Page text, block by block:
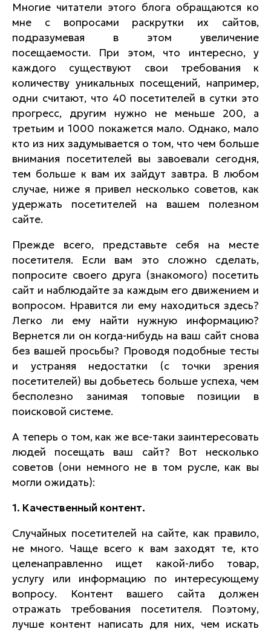
Многие читатели этого блога обращаются ко
мне с вопросами раскрутки их сайтов,
подразумевая в этом увеличение
посещаемости. При этом, что интересно, у
каждого существуют свои требования к
количеству уникальных посещений, например,
одни считают, что 40 посетителей в сутки это
прогресс, другим нужно не меньше 200, а
третьим и 1000 покажется мало. Однако, мало
кто из них задумывается о том, что чем больше
внимания посетителей вы завоевали сегодня,
тем больше к вам их зайдут завтра. В любом
случае, ниже я привел несколько советов, как
удержать посетителей на вашем полезном
сайте.
Прежде всего, представьте себя на месте
посетителя. Если вам это сложно сделать,
попросите своего друга (знакомого) посетить
сайт и наблюдайте за каждым его движением и
вопросом. Нравится ли ему находиться здесь?
Легко ли ему найти нужную информацию?
Вернется ли он когда-нибудь на ваш сайт снова
без вашей просьбы? Проводя подобные тесты
и устраняя недостатки (с точки зрения
посетителей) вы добьетесь больше успеха, чем
бесполезно занимая топовые позиции в
поисковой системе.
А теперь о том, как же все-таки заинтересовать
людей посещать ваш сайт? Вот несколько
советов (они немного не в том русле, как вы
могли ожидать):
1. Качественный контент.
Случайных посетителей на сайте, как правило,
не много. Чаще всего к вам заходят те, кто
целенаправленно ищет какой-либо товар,
услугу или информацию по интересующему
вопросу. Контент вашего сайта должен
отражать требования посетителя. Поэтому,
лучше контент написать для них, чем искать